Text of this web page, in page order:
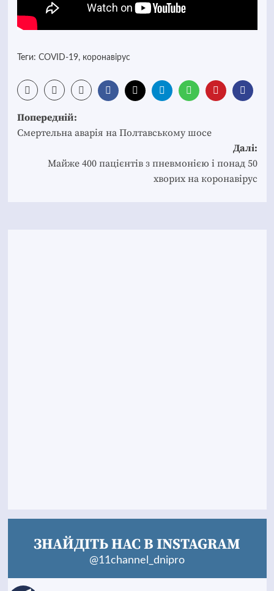
Теги: COVID-19, коронавірус
Post
navigation
Попередній:
Смертельна аварія на Полтавському шосе
Далі:
Майже 400 пацієнтів з пневмонією і понад 50
хворих на коронавірус
ЗНАЙДІТЬ НАС В INSTAGRAM
@11channel_dnipro